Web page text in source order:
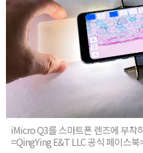
iMicro Q3를 스마트폰 렌즈에 부착
=QingYing E&T LLC 공식 페이스북